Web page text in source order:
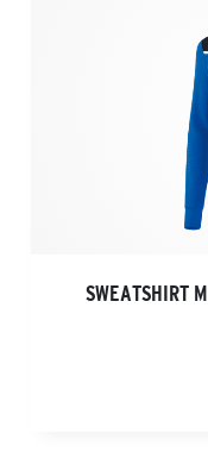
SWEATSHIRT